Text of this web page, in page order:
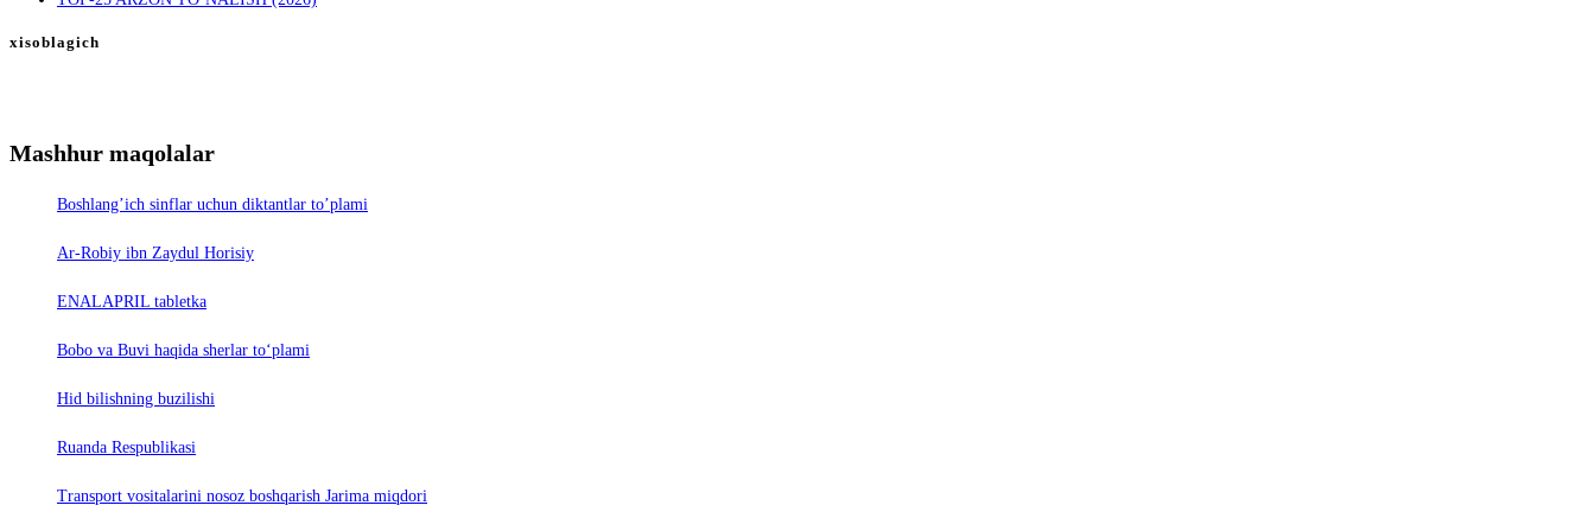
xisoblagich
Mashhur maqolalar
Boshlang’ich sinflar uchun diktantlar to’plami
Ar-Robiy ibn Zaydul Horisiy
ENALAPRIL tabletka
Bobo va Buvi haqida sherlar to‘plami
Hid bilishning buzilishi
Ruanda Respublikasi
Trаnsport vositаlаrini nosoz boshqаrish Jаrimа miqdori